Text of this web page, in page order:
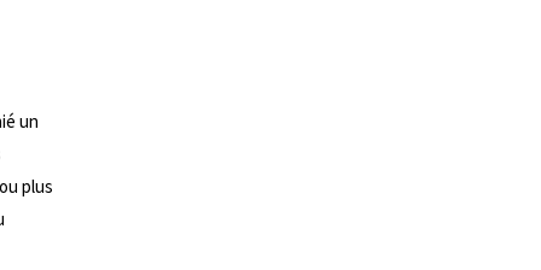
un
plus